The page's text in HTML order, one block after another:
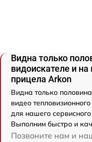
Видна только
видоискателе и
прицела Arkon
Видна только
видео
для нашего
Выполним быстро и
Позвоните нам и